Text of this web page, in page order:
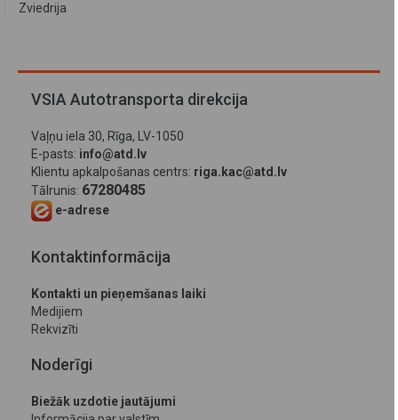
Zviedrija
VSIA Autotransporta direkcija
Vaļņu iela 30, Rīga, LV-1050
E-pasts: info@atd.lv
Klientu apkalpošanas centrs: riga.kac@atd.lv
Tālrunis: 67280485
e-adrese
Kontaktinformācija
Kontakti un pieņemšanas laiki
Medijiem
Rekvizīti
Noderīgi
Biežāk uzdotie jautājumi